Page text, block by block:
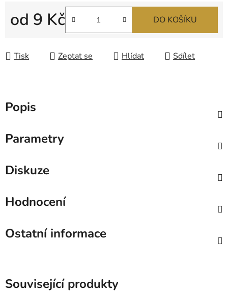
od 9 Kč DO KOŠÍKU
Tisk Zeptat se Hlídat Sdílet
Popis
Parametry
Diskuze
Hodnocení
Ostatní informace
Související produkty